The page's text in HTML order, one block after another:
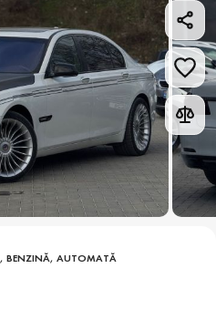
BENZINĂ, AUTOMATĂ